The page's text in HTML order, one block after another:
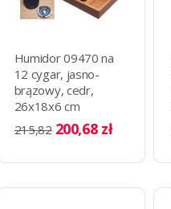
Humidor 09470 na
12 cygar, jasno-
brązowy, cedr,
26x18x6 cm
215,82 200,68 zł